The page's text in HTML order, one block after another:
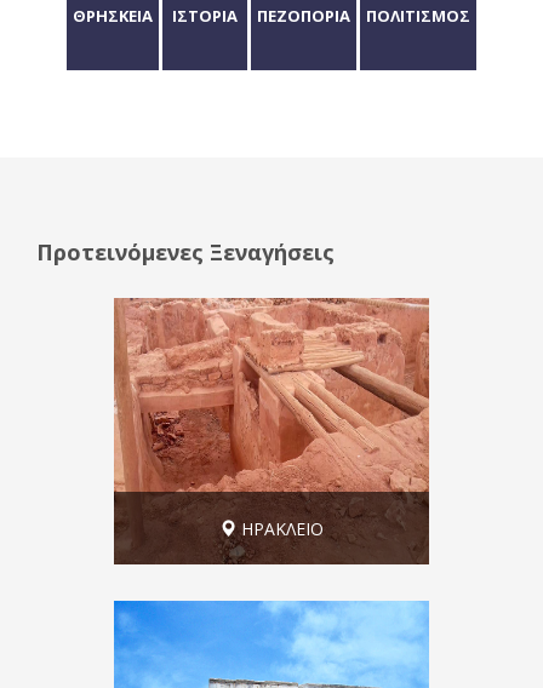
ΘΡΗΣΚΕΙΑ ΙΣΤΟΡΙΑ ΠΕΖΟΠΟΡΙΑ ΠΟΛΙΤΙΣΜΟΣ
Προτεινόμενες Ξεναγήσεις
ΗΡΑΚΛΕΙΟ
Το μινωικό παλάτι των Μαλίων